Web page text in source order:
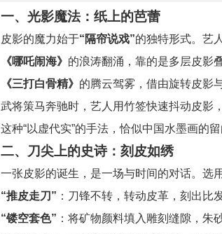
一、光影魔法：纸上的芭蕾
皮影的魔力始于“隔帘说戏”的独特形式。艺
《哪吒闹海》 的浪涛翻涌，靠的是多层皮影
《三打白骨精》 的腾云驾雾，借由旋转皮影
武将策马奔驰时，艺人用竹签快速抖动皮影
这种“以虚代实”的手法，恰似中国水墨画的
二、刀尖上的史诗：刻皮如绣
一张皮影的诞生，是一场与时间的对话。选
“推皮走刀” ：刀锋不转，转动皮革，刻出比
“镂空套色” ：将矿物颜料填入雕刻缝隙，朱